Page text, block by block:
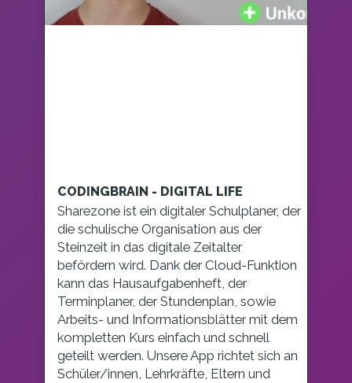
CODINGBRAIN - DIGITAL LIFE
Sharezone ist ein digitaler Schulplaner, der
die schulische Organisation aus der
Steinzeit in das digitale Zeitalter
befördern wird. Dank der Cloud-Funktion
kann das Hausaufgabenheft, der
Terminplaner, der Stundenplan, sowie
Arbeits- und Informationsblätter mit dem
kompletten Kurs einfach und schnell
geteilt werden. Unsere App richtet sich an
Schüler/innen, Lehrkräfte, Eltern und